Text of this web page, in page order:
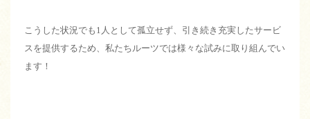
こうした状況でも1人として孤立せず、引き続き充実したサービ
スを提供するため、私たちルーツでは様々な試みに取り組んでい
ます！